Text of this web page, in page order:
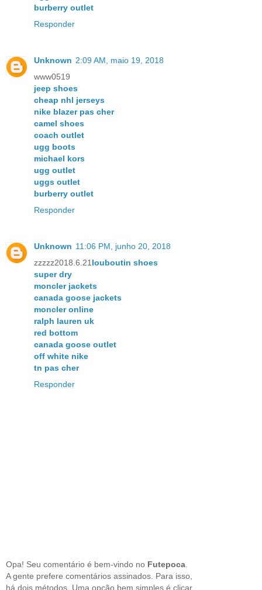
burberry outlet
Responder
Unknown 2:09 AM, maio 19, 2018
www0519
jeep shoes
cheap nhl jerseys
nike blazer pas cher
camel shoes
coach outlet
ugg boots
michael kors
ugg outlet
uggs outlet
burberry outlet
Responder
Unknown 11:06 PM, junho 20, 2018
zzzzz2018.6.21 louboutin shoes
super dry
moncler jackets
canada goose jackets
moncler online
ralph lauren uk
red bottom
canada goose outlet
off white nike
tn pas cher
Responder
Opa! Seu comentário é bem-vindo no Futepoca
A gente prefere comentários assinados. Para isso,
há dois métodos. Uma opção bem simples é clicar